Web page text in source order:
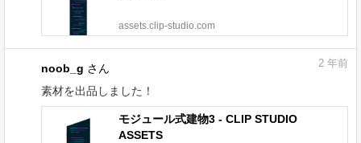
assets.clip-studio.com
noob_g さん
素材を出品しました！
2 年前
モジュール式建物3 - CLIP STUDIO
ASSETS